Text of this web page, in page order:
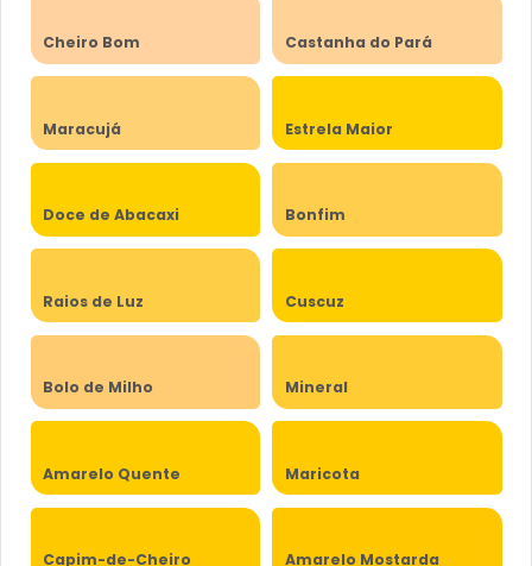
Cheiro Bom Castanha do Pará
Maracujá Estrela Maior
Doce de Abacaxi Bonfim
Raios de Luz Cuscuz
Bolo de Milho Mineral
Amarelo Quente Maricota
Capim-de-Cheiro Amarelo Mostarda